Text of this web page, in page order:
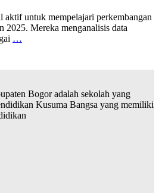
aktif untuk mempelajari perkembangan
2025. Mereka menganalisis data
…
Bogor adalah sekolah yang
Kusuma Bangsa yang memiliki